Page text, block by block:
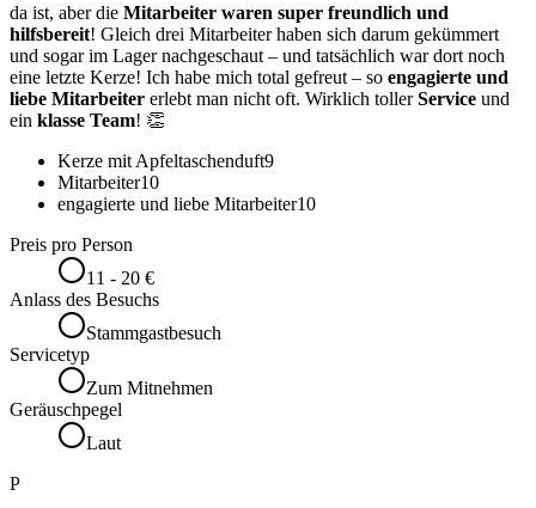
da ist, aber die Mitarbeiter waren super freundlich und
hilfsbereit! Gleich drei Mitarbeiter haben sich darum gekümmert
und sogar im Lager nachgeschaut – und tatsächlich war dort noch
eine letzte Kerze! Ich habe mich total gefreut – so engagierte und
liebe Mitarbeiter erlebt man nicht oft. Wirklich tollerService und
ein klasse Team! 👏
Kerze mit Apfeltaschenduft9
Mitarbeiter10
engagierte und liebe Mitarbeiter10
Preis pro Person
11 - 20 €
Anlass des Besuchs
Stammgastbesuch
Servicetyp
Zum Mitnehmen
Geräuschpegel
Laut
P